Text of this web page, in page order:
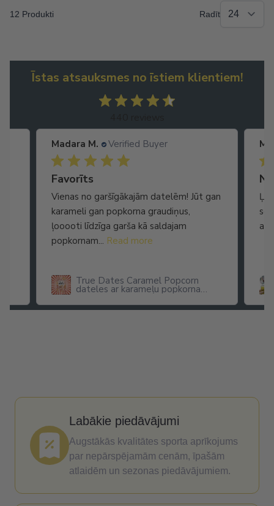
12 Produkti Radīt
Īstas atsauksmes no īstiem klientiem!
Madara M. Verified Buyer
Noderīgs pirkums
Ļoti liela izmēra. Noder gan kā drošības
sega gan citiem projektiem (karstā laikā
arī atstaro siltumu )
Folija sega izdzīvošanas sega
hipotermijas sega termo sega
210 cm
Labākie piedāvājumi
Augstākās kvalitātes sporta aprīkojums
par nepārspējamām cenām, īpašām
atlaidēm un sezonas piedāvājumiem.